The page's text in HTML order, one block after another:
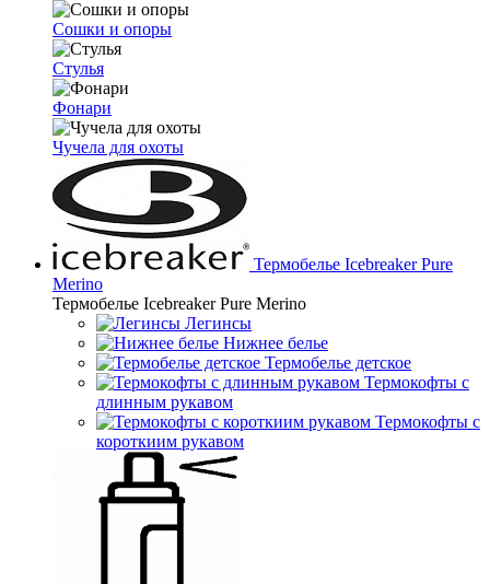
Сошки и опоры
Стулья
Фонари
Чучела для охоты
Термобелье Icebreaker Pure
Merino
Термобелье Icebreaker Pure Merino
Легинсы
Нижнее белье
Термобелье детское
Термокофты с
длинным рукавом
Термокофты с
короткиим рукавом